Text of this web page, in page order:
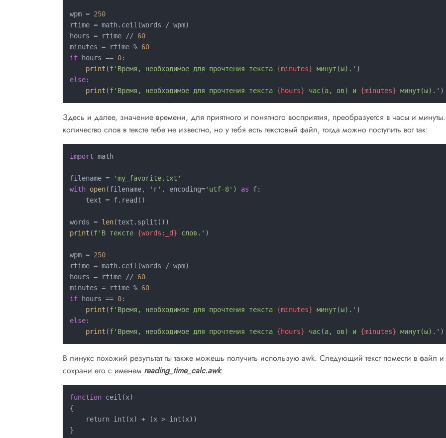
wpm = 250
rtime = math.ceil(words / wpm)
hours = rtime // 60
minutes = rtime % 60
if hours == 0:
print (f'Время, необходимое для прочтения текста {minutes} минут(ы).'
else:
print (f'Время, необходимое для прочтения текста {hours} час(а, ов) и {minutes} минут(ы).'
Здесь и далее, значение времени, для приятного и понятного восприятия, преобразуется в часы и
количество слов в тексте тебе не известно, но у тебя есть текстовый файл, тогда можно поступить вот так:
import math
filename =
'my_favorite.txt'
with open(filename, 'r' , encoding='utf-8' ) as f:
    text = f.read()
words = len
print (f'В тексте {words:_d} слов.' )
wpm = 250
rtime = math.ceil(words / wpm)
hours = rtime // 60
minutes = rtime % 60
if hours == 0:
print (f'Время, необходимое для прочтения текста {minutes} минут(ы).'
else:
print (f'Время, необходимое для прочтения текста {hours} час(а, ов) и {minutes} минут(ы).'
В линукс похожий результат ты также можешь получить использую awk. Следующий текст помести в файл и
сохрани его с именем reading_time_calc.awk:
function ceil(x)
{
    return int(x) + (x > int(x))
}